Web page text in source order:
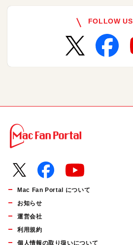
FOLLOW US
Mac Fan Portal について
お知らせ
運営会社
利用規約
個人情報の取り扱いについて